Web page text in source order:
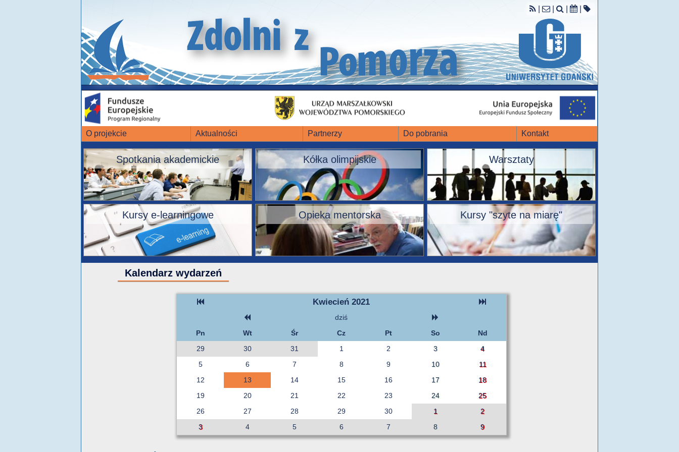
O projekcie Aktualności Partnerzy Do pobrania Kontakt
Spotkania akademickie Kółka olimpijskie Warsztaty
Kursy e-learningowe Opieka mentorska Kursy "szyte na miarę"
Kalendarz wydarzeń
Kwiecień 2021
dziś
Pn
Wt Śr Cz Pt So
Nd
29
30 31 1 2 3
4
5
6 7 8 9 10
11
12
13 14 15 16 17
18
19
20 21 22 23 24
25
26
27 28 29 30 1
2
3
4 5 6 7 8 9